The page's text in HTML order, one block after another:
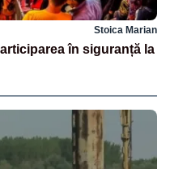
Stoica Marian
în siguranță la